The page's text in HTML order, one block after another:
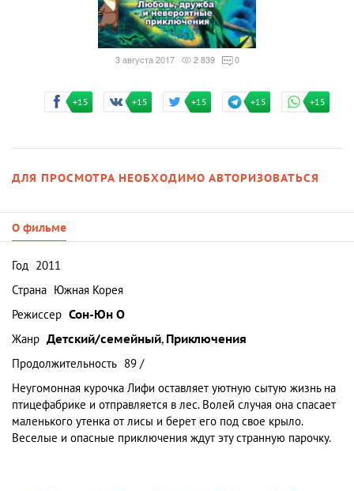
3 августа 2017 2 839 0
+15 +15 +15 +15 +15
ДЛЯ ПРОСМОТРА НЕОБХОДИМО АВТОРИЗОВАТЬСЯ
О фильме
Год 2011
Страна Южная Корея
Режиссер Сон-Юн О
Жанр Детский/семейный, Приключения
Продолжительность 89 /
Неугомонная курочка Лифи оставляет уютную сытую жизнь на
птицефабрике и отправляется в лес. Волей случая она спасает
маленького утенка от лисы и берет его под свое крыло.
Веселые и опасные приключения ждут эту странную парочку.